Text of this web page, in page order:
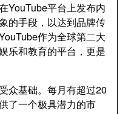
YouTube平台上发布内
的手段，以达到品牌传
作为全球第二大
乐和教育的平台，更是
众基础。每月有超过20
了一个极具潜力的市